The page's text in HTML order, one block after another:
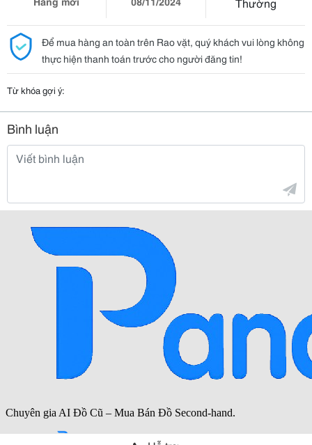
Để mua hàng an toàn trên Rao vặt, quý khách vui lòng không
thực hiện thanh toán trước cho người đăng tin!
Từ khóa gợi ý:
Bình luận